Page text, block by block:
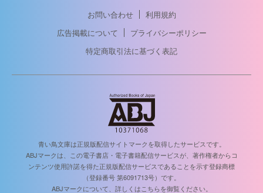
お問い合わせ
利用規約
広告掲載について
プライバシーポリシー
特定商取引法に基づく表記
青い鳥文庫は正規版配信サイトマークを取得したサービスです。
ABJマークは、この電子書店・電子書籍配信サービスが、著作権者からコ
ンテンツ使用許諾を得た正規版配信サービスであることを示す登録商標
（登録番号 第6091713号）です。
ABJマークについて、詳しくはこちらを御覧ください。